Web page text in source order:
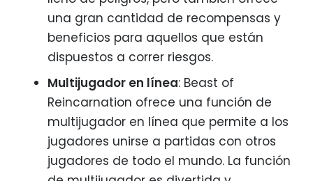
una gran cantidad de recompensas y
beneficios para aquellos que están
dispuestos a correr riesgos.
Multijugador en línea: Beast of
Reincarnation ofrece una función de
multijugador en línea que permite a los
jugadores unirse a partidas con otros
jugadores de todo el mundo. La función